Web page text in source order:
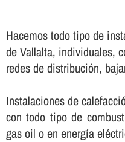
Hacemos todo tipo de
de Vallalta, individuales,
redes de distribución,
Instalaciones de
con todo tipo de
gas oil o en energí­a